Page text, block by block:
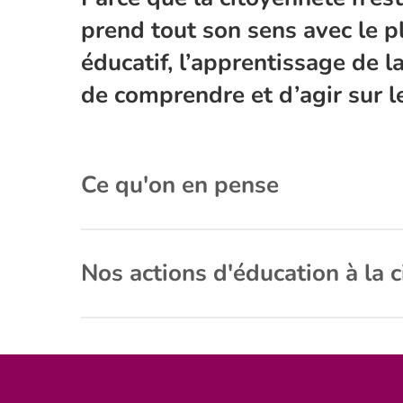
prend tout son sens avec le
éducatif, l’apprentissage de
de comprendre et d’agir sur
Ce qu'on en pense
la solidarité, à l’entrainement à la vie
enfants et les adolescents à une citoyenneté
partagent la responsabilité d’installer des
Nos actions d'éducation à la